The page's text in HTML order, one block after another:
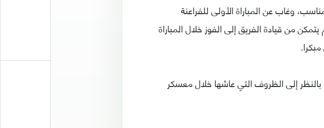
وغاب عن المباراة الأولى للفراعنة
لصالح أوروغواي 1-صفر، كما لم يتمكن من قيادة الفريق إلى الفوز خلال المباراة
إلى الظروف التي عاشها خلال معسكر